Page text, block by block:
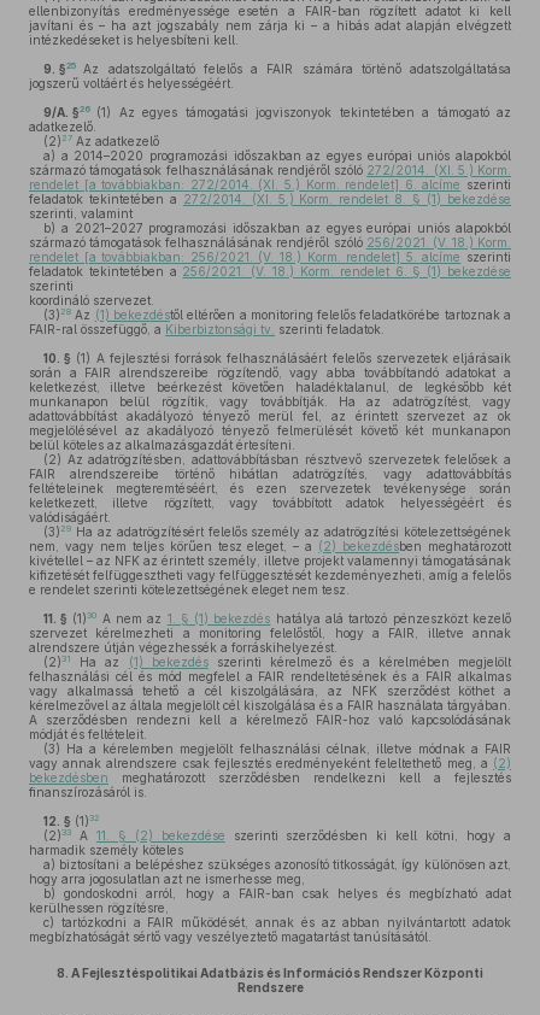
ellenbizonyítás eredményessége esetén a FAIR-ban rögzített adatot ki kell
javítani és – ha azt jogszabály nem zárja ki – a hibás adat alapján elvégzett
intézkedéseket is helyesbíteni kell.
9. §25
Az adatszolgáltató felelős a FAIR számára történő adatszolgáltatása
jogszerű voltáért és helyességéért.
9/A. §26 (1)
Az egyes támogatási jogviszonyok tekintetében a támogató az
adatkezelő.
(2) 27 Az adatkezelő
a) a 2014–2020 programozási időszakban az egyes európai uniós alapokból
származó támogatások felhasználásának rendjéről szóló 272/2014. (XI. 5.) Korm.
rendelet [a továbbiakban: 272/2014. (XI. 5.) Korm. rendelet] 6. alcíme szerinti
feladatok tekintetében a 272/2014. (XI. 5.) Korm. rendelet 8. § (1) bekezdése
szerinti, valamint
b) a 2021–2027 programozási időszakban az egyes európai uniós alapokból
származó támogatások felhasználásának rendjéről szóló 256/2021. (V. 18.) Korm.
rendelet [a továbbiakban: 256/2021. (V. 18.) Korm. rendelet] 5. alcíme szerinti
feladatok tekintetében a 256/2021. (V. 18.) Korm. rendelet 6. § (1) bekezdése
szerinti
koordináló szervezet.
(3) 28 Az (1) bekezdéstől eltérően a monitoring felelős feladatkörébe tartoznak a
FAIR-ral összefüggő, a Kiberbiztonsági tv.
szerinti feladatok.
10. § (1) A fejlesztési források felhasználásáért felelős szervezetek eljárásaik
során a FAIR alrendszereibe rögzítendő, vagy abba továbbítandó adatokat a
keletkezést, illetve beérkezést követően haladéktalanul, de legkésőbb két
munkanapon belül rögzítik, vagy továbbítják. Ha az adatrögzítést, vagy
adattovábbítást akadályozó tényező merül fel, az érintett szervezet az ok
megjelölésével az akadályozó tényező felmerülését követő két munkanapon
belül köteles az alkalmazásgazdát értesíteni.
(2) Az adatrögzítésben, adattovábbításban résztvevő szervezetek felelősek a
FAIR alrendszereibe történő hibátlan adatrögzítés, vagy adattovábbítás
feltételeinek megteremtéséért, és ezen szervezetek tevékenysége során
keletkezett, illetve rögzített, vagy továbbított adatok helyességéért és
valódiságáért.
(3) 29 Ha az adatrögzítésért felelős személy az adatrögzítési kötelezettségének
nem, vagy nem teljes körűen tesz eleget, – a (2) bekezdésben meghatározott
kivétellel – az NFK az érintett személy, illetve projekt valamennyi támogatásának
kifizetését felfüggesztheti vagy felfüggesztését kezdeményezheti, amíg a felelős
e rendelet szerinti kötelezettségének eleget nem tesz.
11. § (1)30 A nem az 1. § (1) bekezdés hatálya alá tartozó pénzeszközt kezelő
szervezet kérelmezheti a monitoring felelőstől, hogy a FAIR, illetve annak
alrendszere útján végezhessék a forráskihelyezést.
(2) 31 Ha az (1) bekezdésszerinti kérelmező és a kérelmében megjelölt
felhasználási cél és mód megfelel a FAIR rendeltetésének és a FAIR alkalmas
vagy alkalmassá tehető a cél kiszolgálására, az NFK szerződést köthet a
kérelmezővel az általa megjelölt cél kiszolgálása és a FAIR használata tárgyában.
A szerződésben rendezni kell a kérelmező FAIR-hoz való kapcsolódásának
módját és feltételeit.
(3) Ha a kérelemben megjelölt felhasználási célnak, illetve módnak a FAIR
vagy annak alrendszere csak fejlesztés eredményeként feleltethető meg, a (2)
bekezdésben meghatározott szerződésben rendelkezni kell a fejlesztés
finanszírozásáról is.
12. § (1) 32
(2) 33 A 11. § (2) bekezdése szerinti szerződésben ki kell kötni, hogy a
harmadik személy köteles
a) biztosítani a belépéshez szükséges azonosító titkosságát, így különösen azt,
hogy arra jogosulatlan azt ne ismerhesse meg,
b) gondoskodni arról, hogy a FAIR-ban csak helyes és megbízható adat
kerülhessen rögzítésre,
c) tartózkodni a FAIR működését, annak és az abban nyilvántartott adatok
megbízhatóságát sértő vagy veszélyeztető magatartást tanúsításától.
8. A Fejlesztéspolitikai Adatbázis és Információs Rendszer Központi
Rendszere